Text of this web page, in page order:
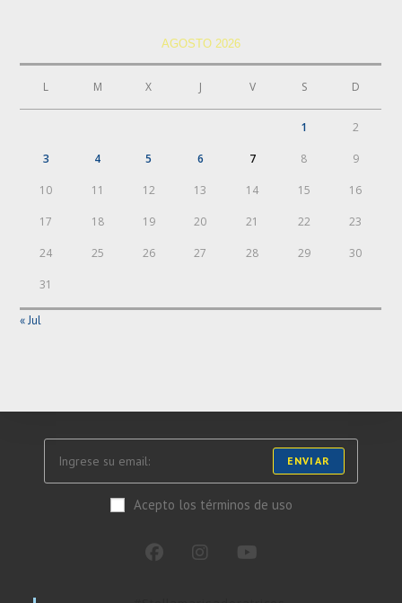
AGOSTO 2026
L M X J V S D
1 2
3 4 5 6 7 8 9
10 11 12 13 14 15 16
17 18 19 20 21 22 23
24 25 26 27 28 29 30
31
« Jul
ENVIAR
Acepto los términos de uso